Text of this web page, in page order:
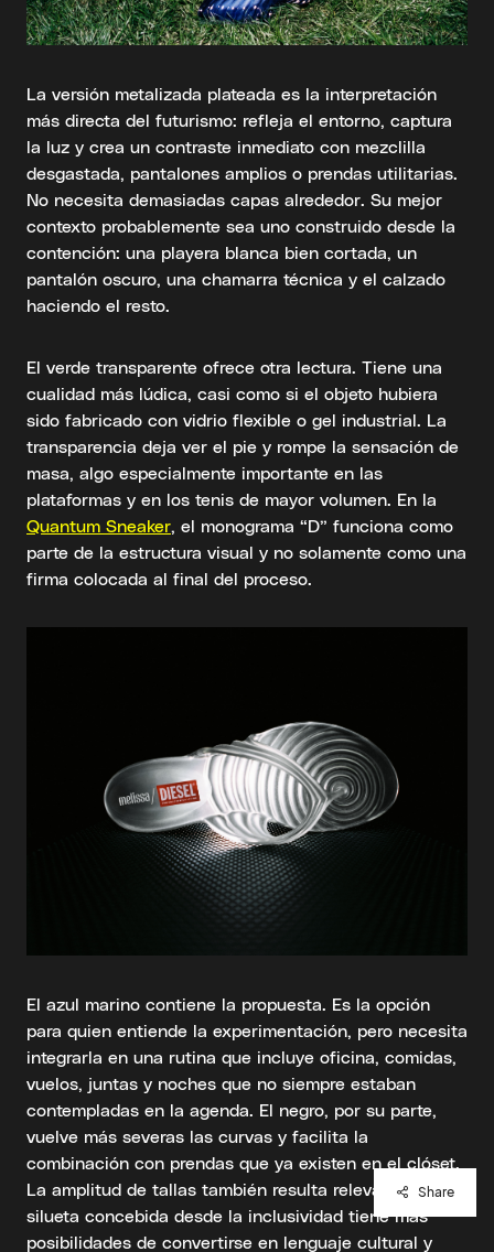
La versión metalizada plateada es la interpretación
más directa del futurismo: refleja el entorno, captura
la luz y crea un contraste inmediato con mezclilla
desgastada, pantalones amplios o prendas utilitarias.
No necesita demasiadas capas alrededor. Su mejor
contexto probablemente sea uno construido desde la
contención: una playera blanca bien cortada, un
pantalón oscuro, una chamarra técnica y el calzado
haciendo el resto.
El verde transparente ofrece otra lectura. Tiene una
cualidad más lúdica, casi como si el objeto hubiera
sido fabricado con vidrio flexible o gel industrial. La
transparencia deja ver el pie y rompe la sensación de
masa, algo especialmente importante en las
plataformas y en los tenis de mayor volumen. En la
Quantum Sneaker , el monograma “D” funciona como
parte de la estructura visual y no solamente como una
firma colocada al final del proceso.
El azul marino contiene la propuesta. Es la opción
para quien entiende la experimentación, pero necesita
integrarla en una rutina que incluye oficina, comidas,
vuelos, juntas y noches que no siempre estaban
contempladas en la agenda. El negro, por su parte,
vuelve más severas las curvas y facilita la
combinación con prendas que ya existen en el clóset.
La amplitud de tallas también resulta relevante. Una
silueta concebida desde la inclusividad tiene más
posibilidades de convertirse en lenguaje cultural y
Share